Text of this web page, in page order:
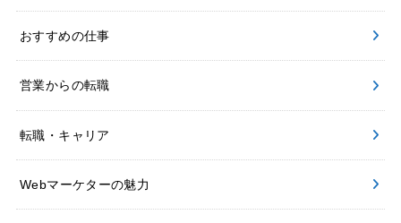
おすすめの仕事
営業からの転職
転職・キャリア
Webマーケターの魅力